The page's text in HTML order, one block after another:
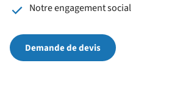
Notre engagement social
Demande de devis